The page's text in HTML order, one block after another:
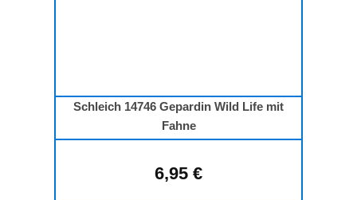
Schleich 14746 Gepardin Wild Life mit
Fahne
Regulärer Preis:
6,95 €